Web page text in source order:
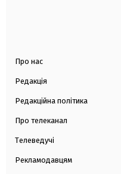
Про нас
Редакція
Редакційна політика
Про телеканал
Телеведучі
Рекламодавцям